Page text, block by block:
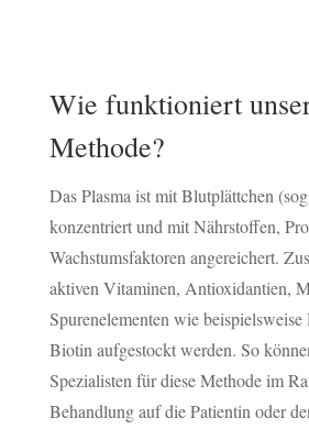
Wie funktioniert
Methode?
Das Plasma ist mit Blutplättchen
konzentriert und mit Nährstoffen,
Wachstumsfaktoren angereichert.
aktiven Vitaminen, Antioxidantien,
Spurenelementen wie
Biotin aufgestockt werden. So
Spezialisten für diese Methode im
Behandlung auf die Patientin oder